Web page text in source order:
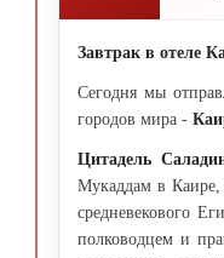
Завтрак в отеле
Сегодня мы
городов мира -
Цитадель
Мукаддам в
средневекового
полководцем и